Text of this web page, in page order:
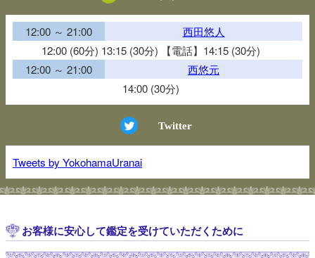
12:00 ～ 21:00
西田悠人
12:00 (60分) 13:15 (30分) 【電話】14:15 (30分)
12:00 ～ 21:00
西悠元
14:00 (30分)
Twitter
Tweets by YokohamaUranai
お客様に安心して鑑定を受けていただくために